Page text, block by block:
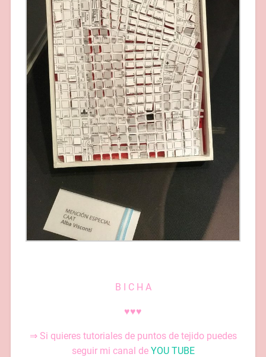
B I C H A
♥♥♥
⇒ Si quieres tutoriales de puntos de tejido puedes
seguir mi canal de YOU TUBE